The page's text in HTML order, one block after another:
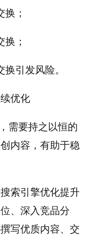
；
；
引发风险。
优化
需要持之以恒的
内容，有助于稳
索引擎优化提升
、深入竞品分
写优质内容、交